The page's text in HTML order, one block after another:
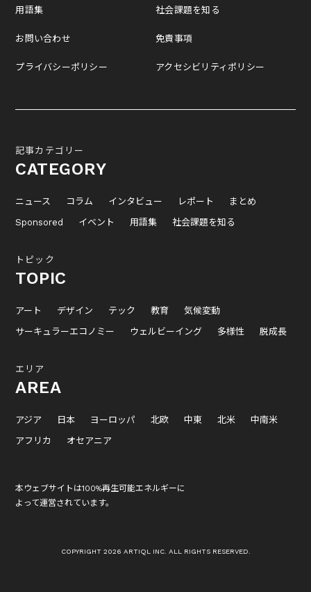
用語集
お問い合わせ
プライバシーポリシー
社会課題を知る
免責事項
アクセシビリティポリシー
記事カテゴリー
CATEGORY
ニュース コラム インタビュー レポート
まとめ
Sponsored
イベント 用語集 社会課題を知る
トピック
TOPIC
アート デザイン テック 教育
気候変動
サーキュラーエコノミー
ウェルビーイング 多様性 脱成長
エリア
AREA
アジア 日本 ヨーロッパ 北欧 中東 北米
中南米
アフリカ
オセアニア
本ウェブサイトは100%再生可能エネルギーに
よって運営されています。
COPYRIGHT 2026 ARTIQL INC. ALL RIGHTS RESERVED.